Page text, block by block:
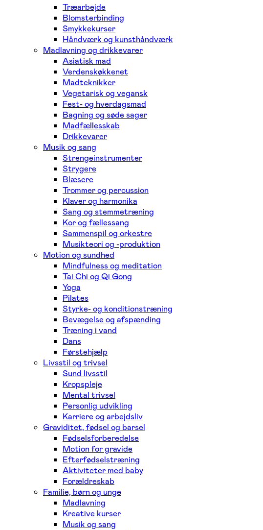
Træarbejde
Blomsterbinding
Smykkekurser
Håndværk og kunsthåndværk
Madlavning og drikkevarer
Asiatisk mad
Verdenskøkkenet
Madteknikker
Vegetarisk og vegansk
Fest- og hverdagsmad
Bagning og søde sager
Madfællesskab
Drikkevarer
Musik og sang
Strengeinstrumenter
Strygere
Blæsere
Trommer og percussion
Klaver og harmonika
Sang og stemmetræning
Kor og fællessang
Sammenspil og orkestre
Musikteori og -produktion
Motion og sundhed
Mindfulness og meditation
Tai Chi og Qi Gong
Yoga
Pilates
Styrke- og konditionstræning
Bevægelse og afspænding
Træning i vand
Dans
Førstehjælp
Livsstil og trivsel
Sund livsstil
Kropspleje
Mental trivsel
Personlig udvikling
Karriere og arbejdsliv
Graviditet, fødsel og barsel
Fødselsforberedelse
Motion for gravide
Efterfødselstræning
Aktiviteter med baby
Forældreskab
Familie, børn og unge
Madlavning
Kreative kurser
Musik og sang